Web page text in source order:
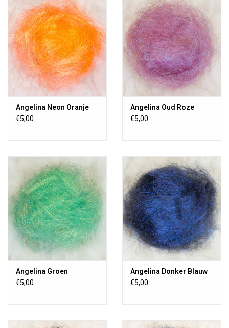
Angelina Neon Oranje
€5,00
Angelina Oud Roze
€5,00
Angelina Groen
€5,00
Angelina Donker Blauw
€5,00